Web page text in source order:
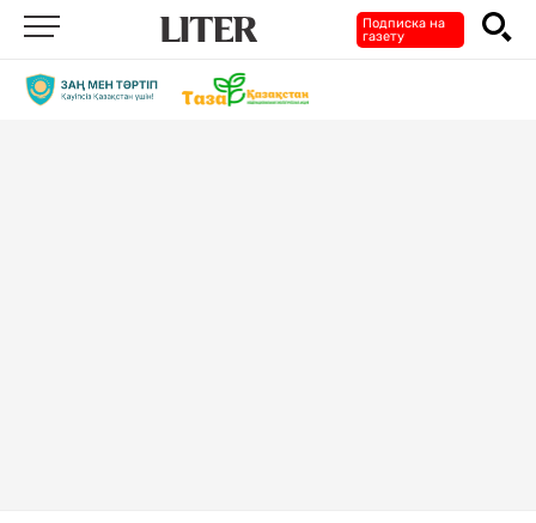
Подписка на
газету